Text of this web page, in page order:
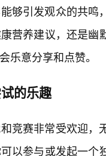
够引发观众的共鸣
营养建议，还是幽
乐意分享和点赞。
的乐趣
竞赛非常受欢迎，
以参与或发起一个